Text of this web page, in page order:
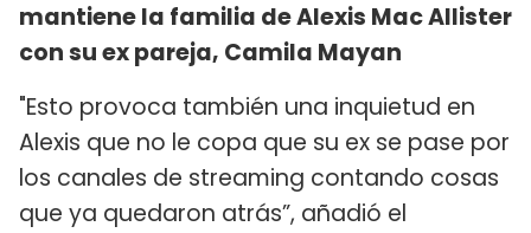
mantiene la familia de Alexis Mac Allister
con su ex pareja, Camila Mayan
"Esto provoca también una inquietud en
Alexis que no le copa que su ex se pase por
los canales de streaming contando cosas
que ya quedaron atrás”, añadió el